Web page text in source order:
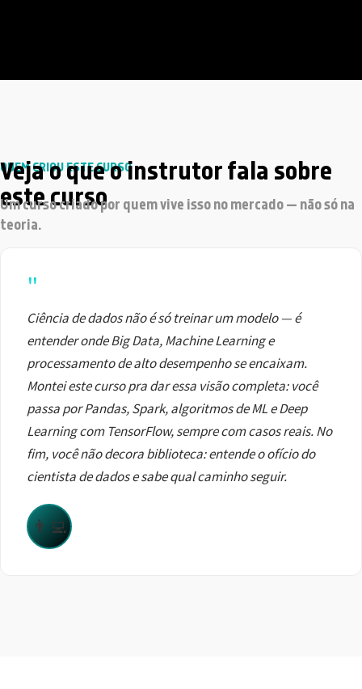
QUEM CRIOU ESTE CURSO
Veja o que o instrutor fala sobre
este curso
Um curso criado por quem vive isso no mercado — não só na
teoria.
"
Ciência de dados não é só treinar um modelo — é
entender onde Big Data, Machine Learning e
processamento de alto desempenho se encaixam.
Montei este curso pra dar essa visão completa: você
passa por Pandas, Spark, algoritmos de ML e Deep
Learning com TensorFlow, sempre com casos reais. No
fim, você não decora biblioteca: entende o ofício do
cientista de dados e sabe qual caminho seguir.
👨‍💻